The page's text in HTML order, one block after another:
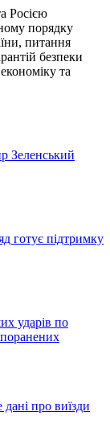
Росією
порядку
питання
безпеки
та
Зеленський
готує підтримку
ударів по
поранених
про виїзди